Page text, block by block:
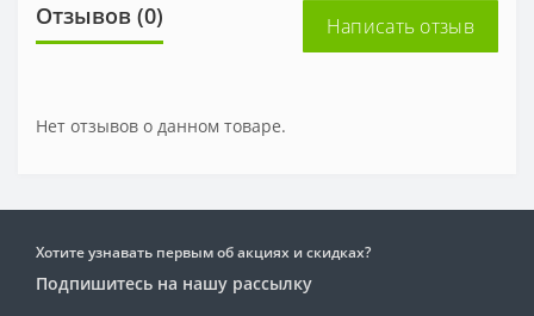
Отзывов (0) Написать отзыв
Нет отзывов о данном товаре.
Хотите узнавать первым об акциях и скидках?
Подпишитесь на нашу рассылку